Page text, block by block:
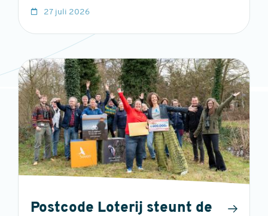
27 juli 2026
Postcode Loterij steunt de